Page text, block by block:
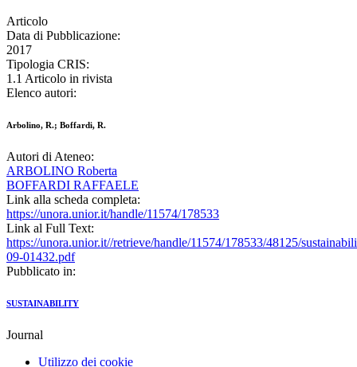
Articolo
Data di Pubblicazione:
2017
Tipologia CRIS:
1.1 Articolo in rivista
Elenco autori:
Arbolino, R.; Boffardi, R.
Autori di Ateneo:
ARBOLINO Roberta
BOFFARDI RAFFAELE
Link alla scheda completa:
https://unora.unior.it/handle/11574/178533
Link al Full Text:
https://unora.unior.it//retrieve/handle/11574/178533/48125/
09-01432.pdf
Pubblicato in:
SUSTAINABILITY
Journal
Utilizzo dei cookie